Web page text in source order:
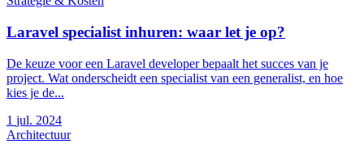
Laravel specialist inhuren: waar let je op?
De keuze voor een Laravel developer bepaalt het succes van je
project. Wat onderscheidt een specialist van een generalist, en hoe
kies je de...
1 jul. 2024
Architectuur